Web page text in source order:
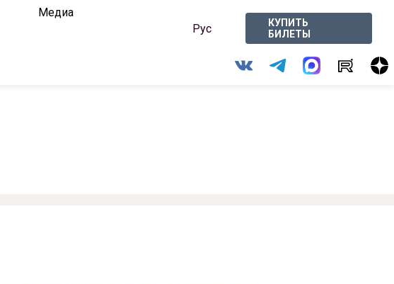
Медиа
Рус
КУПИТЬ
БИЛЕТЫ